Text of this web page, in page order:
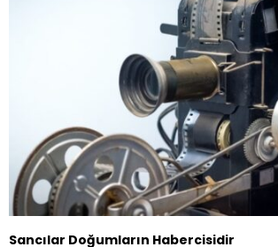
Sancılar Doğumların Habercisidir